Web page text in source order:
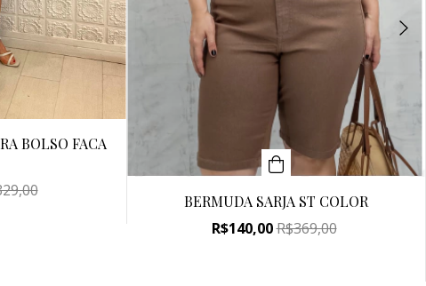
BOLSO FACA
BERMUDA SARJA ST COLOR
R$140,00R$369,00